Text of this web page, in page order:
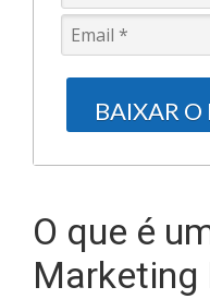
BAIXAR
O que é
Marketing